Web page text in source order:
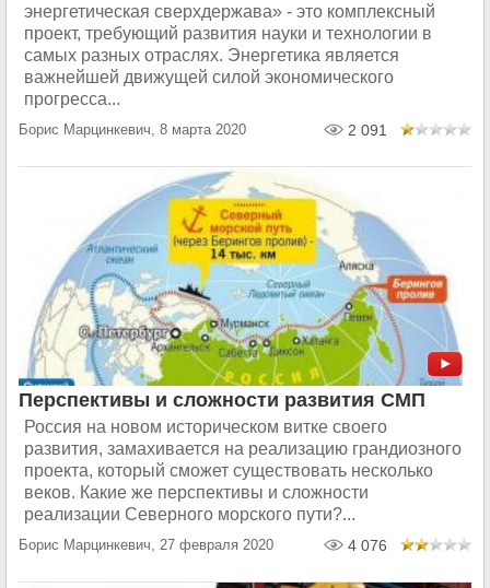
энергетическая сверхдержава» - это комплексный
проект, требующий развития науки и технологии в
самых разных отраслях. Энергетика является
важнейшей движущей силой экономического
прогресса...
Борис Марцинкевич, 8 марта 2020 2 091
Перспективы и сложности развития СМП
Россия на новом историческом витке своего
развития, замахивается на реализацию грандиозного
проекта, который сможет существовать несколько
веков. Какие же перспективы и сложности
реализации Северного морского пути?...
Борис Марцинкевич, 27 февраля 2020 4 076